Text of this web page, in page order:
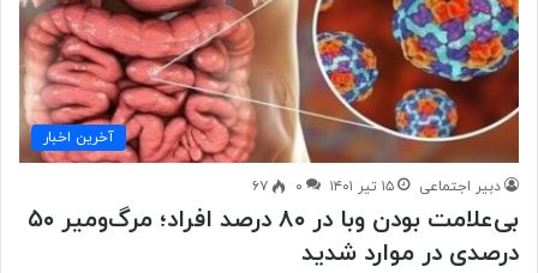
آخرین اخبار
دبیر اجتماعی ۱۵ تیر ۱۴۰۱ ۰ ۶۷
بی‌علامت بودن وبا در ۸۰ درصد افراد؛ مرگ‌ومیر ۵۰
درصدی در موارد شدید